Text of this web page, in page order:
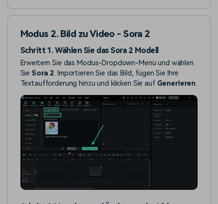
Modus 2. Bild zu Video - Sora 2
Schritt 1. Wählen Sie das Sora 2 Modell
Erweitern Sie das Modus-Dropdown-Menü und wählen
SieSora 2. Importieren Sie das Bild, fügen Sie Ihre
Textaufforderung hinzu und klicken Sie auf Generieren.